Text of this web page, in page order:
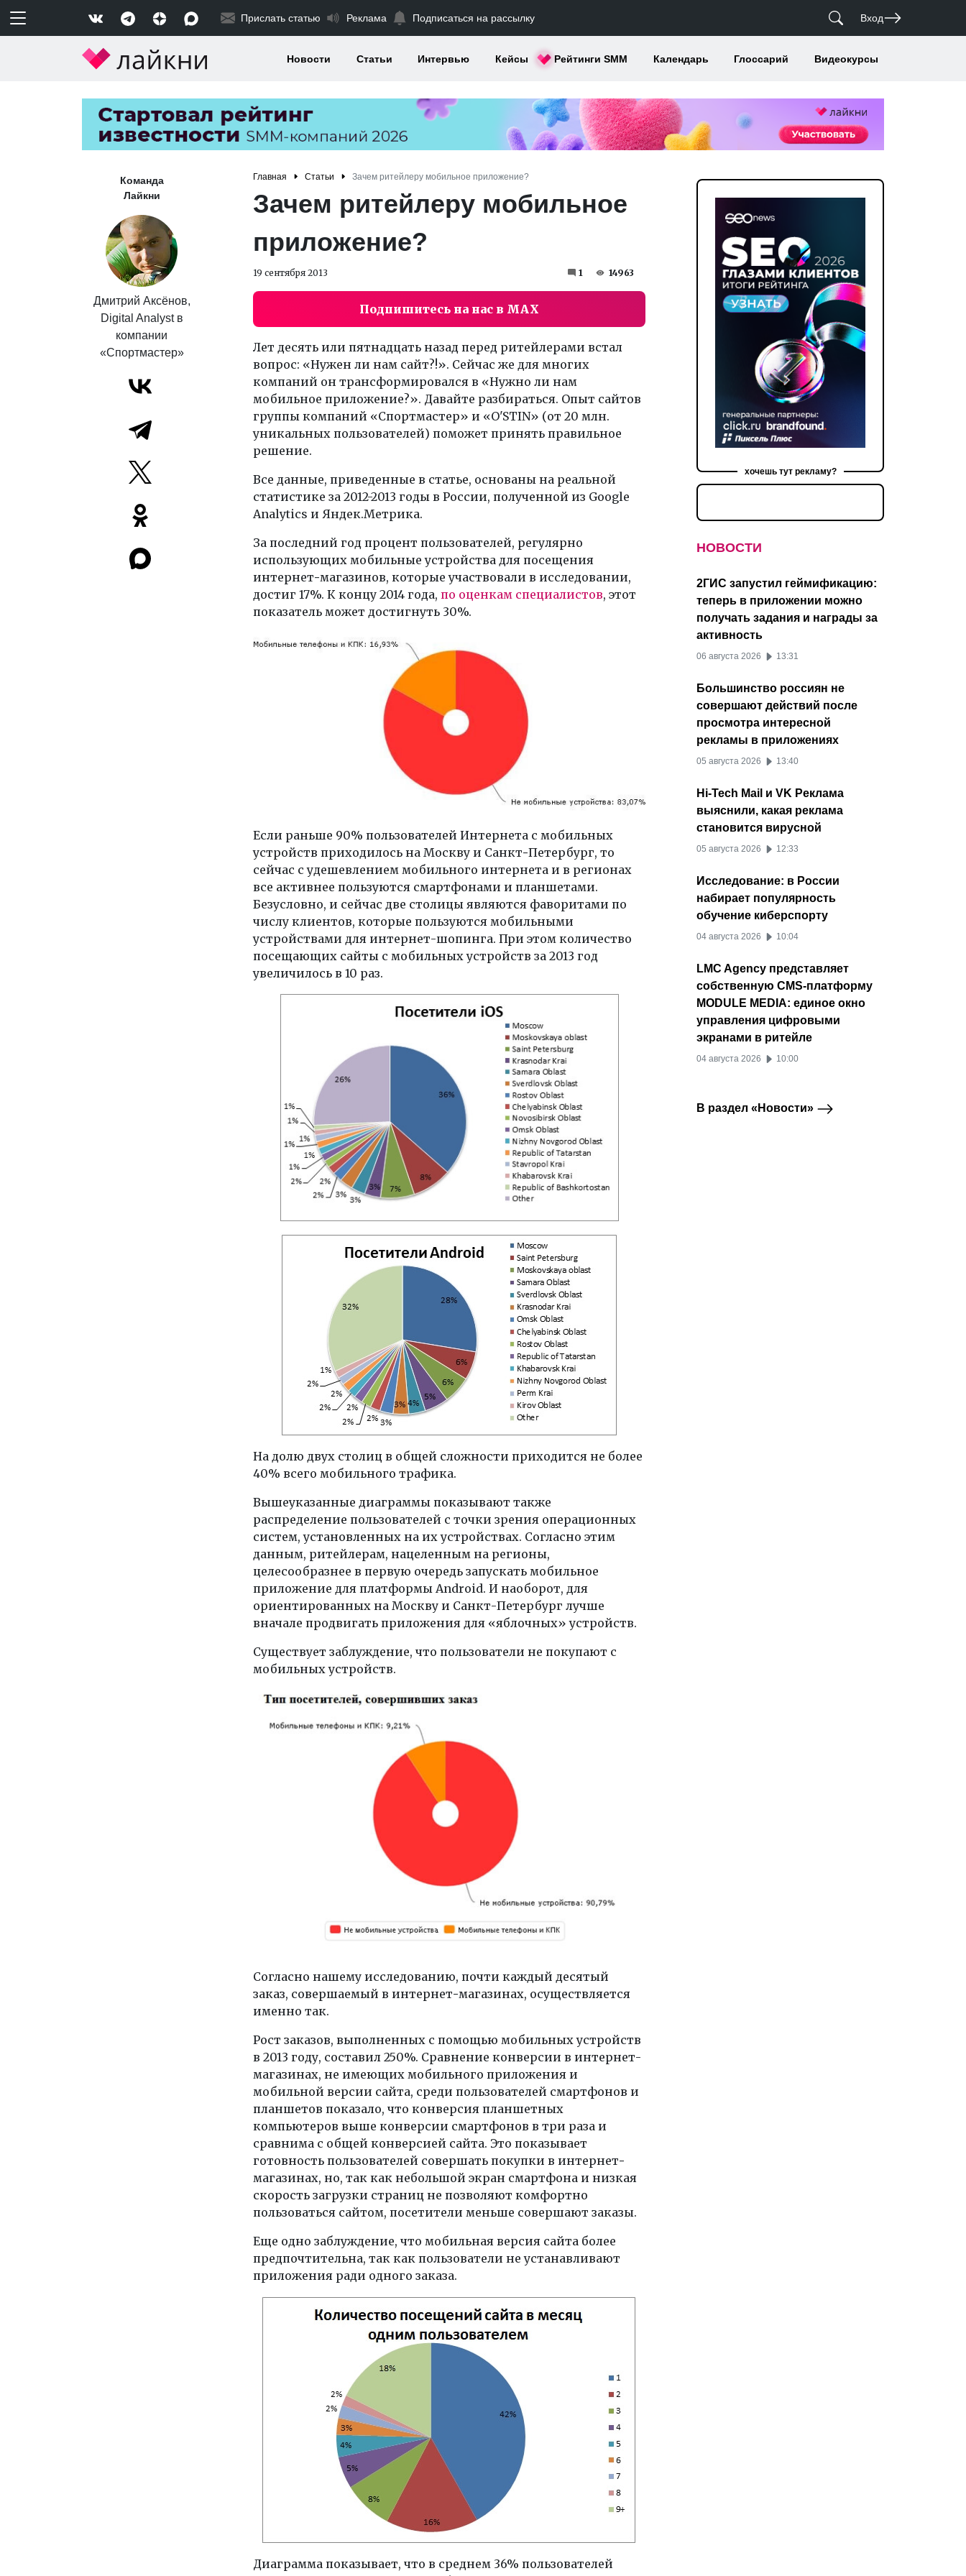
Прислать статью Реклама Подписаться на рассылку Вход
Новости Статьи Интервью Кейсы Рейтинги SMM Календарь Глоссарий Видеокурсы
Команда
Лайкни
Дмитрий Аксёнов,
Digital Analyst в
компании
«Спортмастер»
Главная Статьи Зачем ритейлеру мобильное приложение?
Зачем ритейлеру мобильное
приложение?
19 сентября 2013 1 14963
Подпишитесь на нас в MAX
Лет десять или пятнадцать назад перед ритейлерами встал
вопрос: «Нужен ли нам сайт?!». Сейчас же для многих
компаний он трансформировался в «Нужно ли нам
мобильное приложение?». Давайте разбираться. Опыт сайтов
группы компаний «Спортмастер» и «O'STIN» (от 20 млн.
уникальных пользователей) поможет принять правильное
решение.
Все данные, приведенные в статье, основаны на реальной
статистике за 2012-2013 годы в России, полученной из Google
Analytics и Яндек.Метрика.
За последний год процент пользователей, регулярно
использующих мобильные устройства для посещения
интернет-магазинов, которые участвовали в исследовании,
достиг 17%. К концу 2014 года, по оценкам специалистов, этот
показатель может достигнуть 30%.
Если раньше 90% пользователей Интернета с мобильных
устройств приходилось на Москву и Санкт-Петербург, то
сейчас с удешевлением мобильного интернета и в регионах
все активнее пользуются смартфонами и планшетами.
Безусловно, и сейчас две столицы являются фаворитами по
числу клиентов, которые пользуются мобильными
устройствами для интернет-шопинга. При этом количество
посещающих сайты с мобильных устройств за 2013 год
увеличилось в 10 раз.
На долю двух столиц в общей сложности приходится не более
40% всего мобильного трафика.
Вышеуказанные диаграммы показывают также
распределение пользователей с точки зрения операционных
систем, установленных на их устройствах. Согласно этим
данным, ритейлерам, нацеленным на регионы,
целесообразнее в первую очередь запускать мобильное
приложение для платформы Android. И наоборот, для
ориентированных на Москву и Санкт-Петербург лучше
вначале продвигать приложения для «яблочных» устройств.
Существует заблуждение, что пользователи не покупают с
мобильных устройств.
Согласно нашему исследованию, почти каждый десятый
заказ, совершаемый в интернет-магазинах, осуществляется
именно так.
Рост заказов, выполненных с помощью мобильных устройств
в 2013 году, составил 250%. Сравнение конверсии в интернет-
магазинах, не имеющих мобильного приложения и
мобильной версии сайта, среди пользователей смартфонов и
планшетов показало, что конверсия планшетных
компьютеров выше конверсии смартфонов в три раза и
сравнима с общей конверсией сайта. Это показывает
готовность пользователей совершать покупки в интернет-
магазинах, но, так как небольшой экран смартфона и низкая
скорость загрузки страниц не позволяют комфортно
пользоваться сайтом, посетители меньше совершают заказы.
Еще одно заблуждение, что мобильная версия сайта более
предпочтительна, так как пользователи не устанавливают
приложения ради одного заказа.
Диаграмма показывает, что в среднем 36% пользователей
хочешь тут рекламу?
НОВОСТИ
2ГИС запустил геймификацию:
теперь в приложении можно
получать задания и награды за
активность
06 августа 2026 13:31
Большинство россиян не
совершают действий после
просмотра интересной
рекламы в приложениях
05 августа 2026 13:40
Hi-Tech Mail и VK Реклама
выяснили, какая реклама
становится вирусной
05 августа 2026 12:33
Исследование: в России
набирает популярность
обучение киберспорту
04 августа 2026 10:04
LMC Agency представляет
собственную CMS-платформу
MODULE MEDIA: единое окно
управления цифровыми
экранами в ритейле
04 августа 2026 10:00
В раздел «Новости»